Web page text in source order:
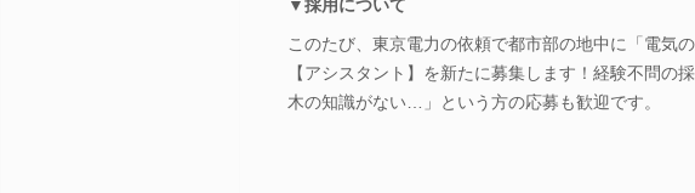
▼採用について
このたび、東京電力の依頼で都市部の地中に「電気
【アシスタント】を新たに募集します！経験不問の
木の知識がない…」という方の応募も歓迎です。